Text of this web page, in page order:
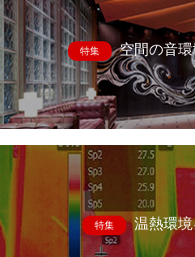
特集 空間の音
特集 温熱環